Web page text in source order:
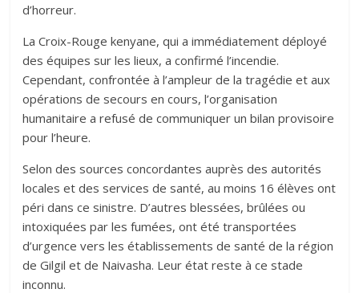
d’horreur.
La Croix-Rouge kenyane, qui a immédiatement déployé
des équipes sur les lieux, a confirmé l’incendie.
Cependant, confrontée à l’ampleur de la tragédie et aux
opérations de secours en cours, l’organisation
humanitaire a refusé de communiquer un bilan provisoire
pour l’heure.
Selon des sources concordantes auprès des autorités
locales et des services de santé, au moins 16 élèves ont
péri dans ce sinistre. D’autres blessées, brûlées ou
intoxiquées par les fumées, ont été transportées
d’urgence vers les établissements de santé de la région
de Gilgil et de Naivasha. Leur état reste à ce stade
inconnu.